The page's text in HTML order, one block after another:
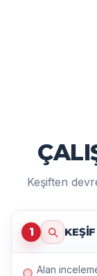
Keşiften
1
Alan